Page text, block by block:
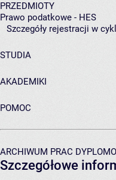
PRZEDMIOTY
Prawo podatkowe - HES
Szczegóły rejestracji w
STUDIA
AKADEMIKI
POMOC
ARCHIWUM PRAC
Szczegółowe